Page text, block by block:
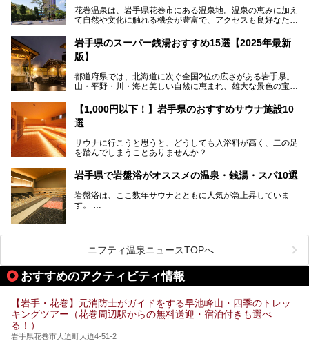
喫できるパウダースノーの雫石。というわけで、「雫石プリ
ンスホテル」にお出かけして楽しめるアクティビティや温泉
───
提供元：株式会社西武・プリンスホテルズワールドワイド
この記事は雫石プリンスホテルのPR記事です。
花巻温泉は、岩手県花巻市にある温泉地。温泉の恵みに加え
て自然や文化に触れる機会が豊富で、アクセスも良好なた
この記事では、花巻温泉の魅力、おすすめの宿・注目すべき
観光スポット・味わい深い食事処・気軽に立ち寄れる日帰り
花巻温泉での日常を忘れられる特別な体験を通じて、いつも
岩手県のスーパー銭湯おすすめ15選【2025年最新
版】
都道府県では、北海道に次ぐ全国2位の広さがある岩手県。
山・平野・川・海と美しい自然に恵まれ、雄大な景色の宝庫
三陸の魚介類などの岩手グルメは全国に知られていますね。
大自然に囲まれた岩手県には、温泉が多く湧き出していま
す。今回は、岩手県でおすすめのスーパー銭湯をご紹介しま
【1,000円以下！】岩手県のおすすめサウナ施設10
選
サウナに行こうと思うと、どうしても入浴料が高く、二の足
を踏んでしまうことありませんか？
そこで値段を抑えた格安でお風呂とサウナを満喫できる充実
の施設を紹介します！
サクッと、月何回もサウナを楽しみたい人にとってはピッタ
リの場所ばかりなんですよ。
岩手県で岩盤浴がオススメの温泉・銭湯・スパ10選
岩盤浴は、ここ数年サウナとともに人気が急上昇していま
す。
今回は、岩手県でおすすめの温泉、銭湯、スパにある岩盤浴
を紹介します！
温度も低めなので、暑いのが苦手な人でも大満足な施設です
ニフティ温泉ニュースTOPへ
おすすめのアクティビティ情報
【岩手・花巻】元消防士がガイドをする早池峰山・四季のトレッ
キングツアー（花巻周辺駅からの無料送迎・宿泊付きも選べ
る！）
岩手県花巻市大迫町大迫4-51-2